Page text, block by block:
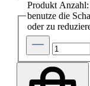
Produkt
benutze die
oder zu